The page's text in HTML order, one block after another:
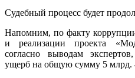
Судебный процесс будет
Напомним, по факту
и реализации проекта
согласно выводам
ущерб на общую сумму 5 млрд.